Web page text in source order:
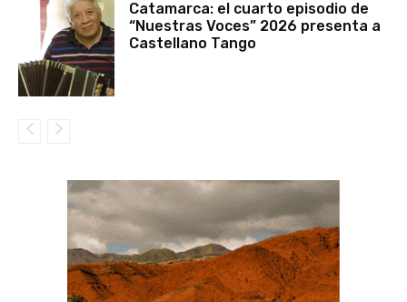
Catamarca: el cuarto episodio de
“Nuestras Voces” 2026 presenta a
Castellano Tango